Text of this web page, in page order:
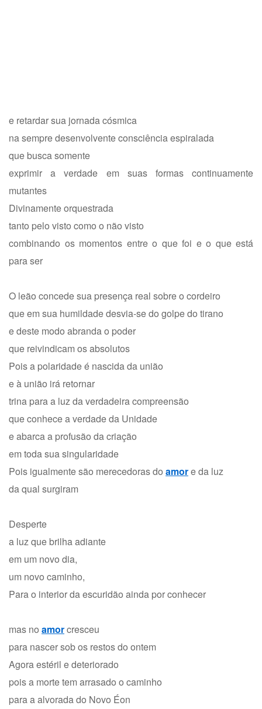
e retardar sua jornada cósmica
na sempre desenvolvente consciência espiralada
que busca somente
exprimir a verdade em suas formas continuamente
mutantes
Divinamente orquestrada
tanto pelo visto como o não visto
combinando os momentos entre o que foi e o que está
para ser
O leão concede sua presença real sobre o cordeiro
que em sua humildade desvia-se do golpe do tirano
e deste modo abranda o poder
que reivindicam os absolutos
Pois a polaridade é nascida da união
e à união irá retornar
trina para a luz da verdadeira compreensão
que conhece a verdade da Unidade
e abarca a profusão da criação
em toda sua singularidade
Pois igualmente são merecedoras do amore da luz
da qual surgiram
Desperte
a luz que brilha adiante
em um novo dia,
um novo caminho,
Para o interior da escuridão ainda por conhecer
mas no amorcresceu
para nascer sob os restos do ontem
Agora estéril e deteriorado
pois a morte tem arrasado o caminho
para a alvorada do Novo Éon